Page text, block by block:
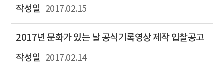
2017.02.15
2017년 문화가 있는 날 공식기록영상 제작 입찰공고
2017.02.14